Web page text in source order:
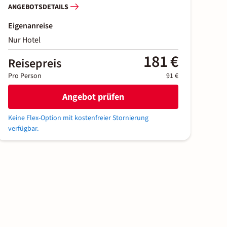
ANGEBOTSDETAILS
Eigenanreise
Nur Hotel
Reisepreis 181 €
Pro Person 91 €
Angebot prüfen
Keine Flex-Option mit kostenfreier Stornierung
verfügbar.